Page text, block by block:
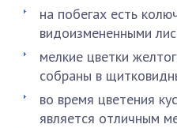
на побегах есть
видоизмененными
мелкие цветки
собраны в
во время цветения
является отличным